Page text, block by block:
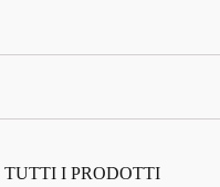
TUTTI I PRODOTTI